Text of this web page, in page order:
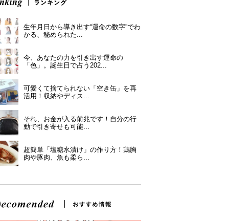
生年月日から導き出す“運命の数字”でわ
かる、秘められた...
今、あなたの力を引き出す運命の
「色」。誕生日で占う202...
可愛くて捨てられない「空き缶」を再
活用！収納やディス...
それ、お金が入る前兆です！自分の行
動で引き寄せも可能...
超簡単「塩糖水漬け」の作り方！鶏胸
肉や豚肉、魚も柔ら...